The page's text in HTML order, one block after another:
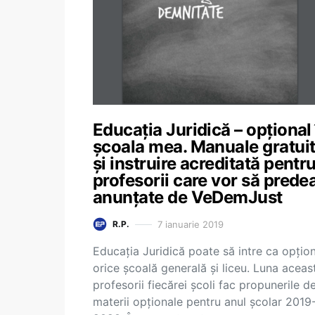
Educația Juridică – opțional
școala mea. Manuale
și instruire acreditată pentru
profesorii care vor să
anunțate de VeDemJust
R.P. 7 ianuarie 2019
Educația Juridică poate să intre ca
orice școală generală și liceu. Luna
profesorii fiecărei școli fac propunerile
materii opționale pentru anul școlar